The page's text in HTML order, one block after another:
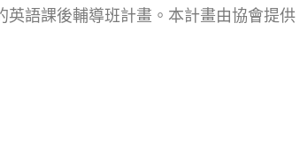
語課後輔導班計畫。本計畫由協會提供